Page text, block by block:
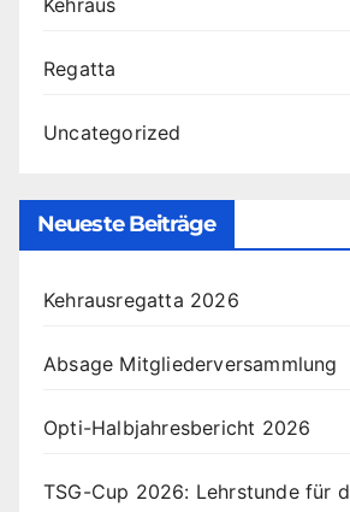
Kehraus
Regatta
Uncategorized
Neueste Beiträge
Kehrausregatta 2026
Absage Mitgliederversammlung
Opti-Halbjahresbericht 2026
TSG-Cup 2026: Lehrstunde für